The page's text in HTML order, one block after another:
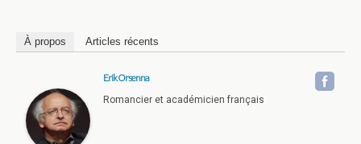
À propos Articles récents
Erik Orsenna
Romancier et académicien français